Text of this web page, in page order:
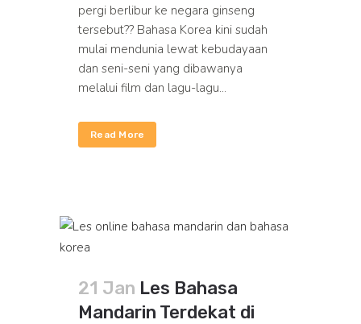
pergi berlibur ke negara ginseng
tersebut?? Bahasa Korea kini sudah
mulai mendunia lewat kebudayaan
dan seni-seni yang dibawanya
melalui film dan lagu-lagu...
Read More
21 Jan Les Bahasa
Mandarin Terdekat di